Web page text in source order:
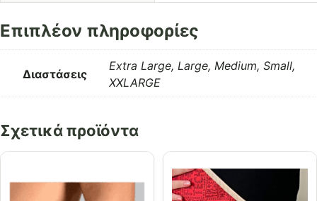
Επιπλέον πληροφορίες
Διαστάσεις
Extra Large, Large, Medium, Small,
XXLARGE
Σχετικά προϊόντα